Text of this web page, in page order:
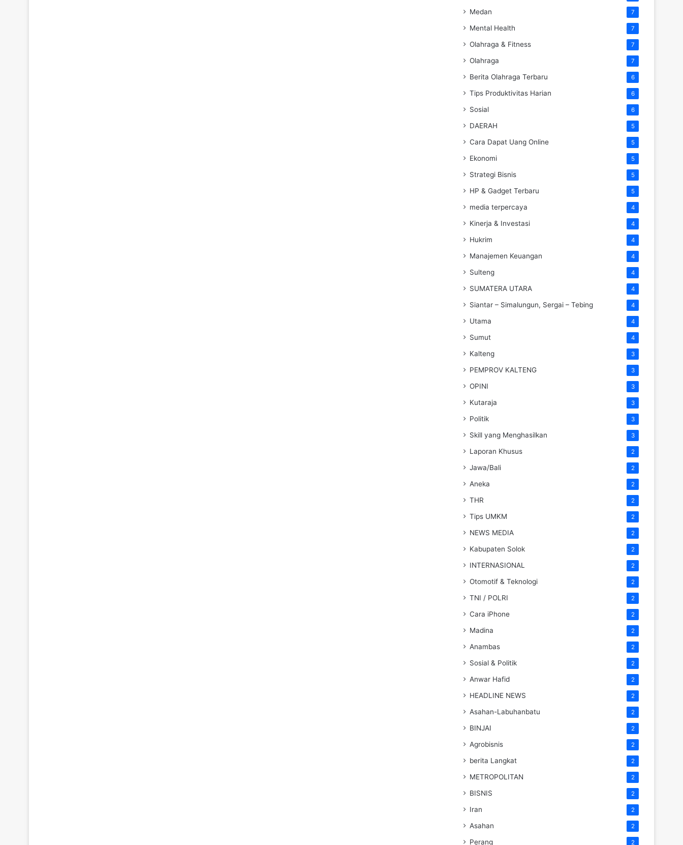
Medan 7
Mental Health 7
Olahraga & Fitness 7
Olahraga 7
Berita Olahraga Terbaru 6
Tips Produktivitas Harian 6
Sosial 6
DAERAH 5
Cara Dapat Uang Online 5
Ekonomi 5
Strategi Bisnis 5
HP & Gadget Terbaru 5
media terpercaya 4
Kinerja & Investasi 4
Hukrim 4
Manajemen Keuangan 4
Sulteng 4
SUMATERA UTARA 4
Siantar – Simalungun, Sergai – Tebing 4
Utama 4
Sumut 4
Kalteng 3
PEMPROV KALTENG 3
OPINI 3
Kutaraja 3
Politik 3
Skill yang Menghasilkan 3
Laporan Khusus 2
Jawa/Bali 2
Aneka 2
THR 2
Tips UMKM 2
NEWS MEDIA 2
Kabupaten Solok 2
INTERNASIONAL 2
Otomotif & Teknologi 2
TNI / POLRI 2
Cara iPhone 2
Madina 2
Anambas 2
Sosial & Politik 2
Anwar Hafid 2
HEADLINE NEWS 2
Asahan-Labuhanbatu 2
BINJAI 2
Agrobisnis 2
berita Langkat 2
METROPOLITAN 2
BISNIS 2
Iran 2
Asahan 2
Perang 2